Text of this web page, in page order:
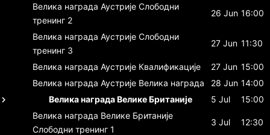
Велика награда Аустрије Слободни
тренинг 2
26 Jun 16:00
Велика награда Аустрије Слободни
тренинг 3
27 Jun 11:30
Велика награда Аустрије Квалификације 27 Jun 15:00
Велика награда Аустрије Велика награда 28 Jun 14:00
Велика награда Велике Британије
5 Jul
15:00
Велика награда Велике Британије
Слободни тренинг 1
3 Jul 12:30